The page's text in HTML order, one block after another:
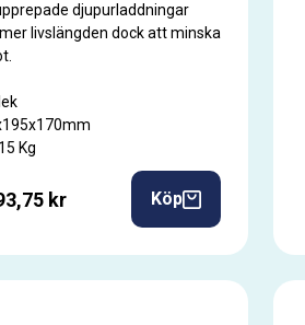
djupurladdningar
livslängden dock att minska
Kg
kr Köp